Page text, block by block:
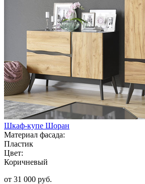
Шкаф-купе Шоран
Материал фасада:
Пластик
Цвет:
Коричневый
от 31 000 руб.